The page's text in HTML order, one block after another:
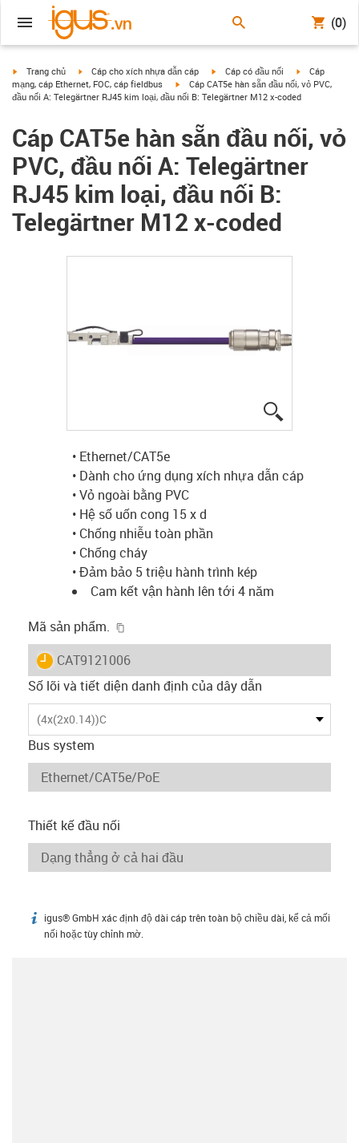
(0)
igus-icon-arrow-right
Trang chủ igus-icon-arrow-right
Cáp cho xích nhựa dẫn cáp igus-icon-arrow-right
Cáp có đầu nối igus-icon-
Cáp
mạng, cáp Ethernet, FOC, cáp fieldbus
igus-icon-arrow-right
Cáp CAT5e hàn sẵn đầu nối, vỏ PVC,
đầu nối A: Telegärtner RJ45 kim loại, đầu nối B: Telegärtner M12 x-coded
Cáp CAT5e hàn sẵn đầu nối, vỏ
PVC, đầu nối A: Telegärtner
RJ45 kim loại, đầu nối B:
Telegärtner M12 x-coded
• Ethernet/CAT5e
• Dành cho ứng dụng xích nhựa dẫn cáp
• Vỏ ngoài bằng PVC
• Hệ số uốn cong 15 x d
• Chống nhiễu toàn phần
• Chống cháy
• Đảm bảo 5 triệu hành trình kép
Cam kết vận hành lên tới 4 năm
Mã sản phẩm.
igus-icon-lieferzeit
CAT9121006
Số lõi và tiết diện danh định của dây dẫn
(4x(2x0.14))C
Bus system
Thiết kế đầu nối
igus-icon-info
igus® GmbH xác định độ dài cáp trên toàn bộ chiều dài, kể cả mối
nối hoặc tùy chỉnh mờ.